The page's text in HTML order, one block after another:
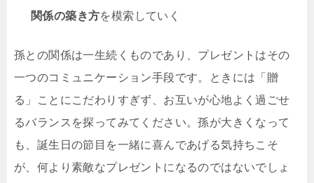
関係の築き方を模索していく
孫との関係は一生続くものであり、プレゼントはその
一つのコミュニケーション手段です。ときには「贈
る」ことにこだわりすぎず、お互いが心地よく過ごせ
るバランスを探ってみてください。孫が大きくなって
も、誕生日の節目を一緒に喜んであげる気持ちこそ
が、何より素敵なプレゼントになるのではないでしょ